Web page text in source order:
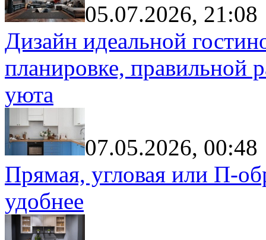
05.07.2026, 21:08
Дизайн идеальной
планировке, правильной
уюта
07.05.2026, 00:48
Прямая, угловая или П-
удобнее